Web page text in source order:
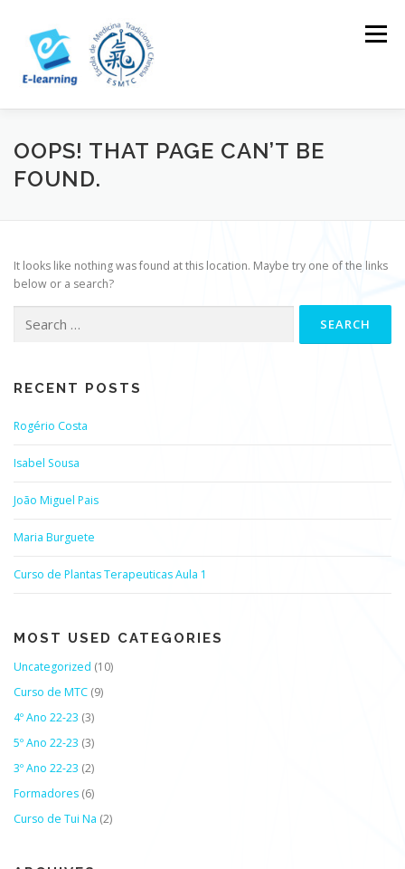
content
Menu
OOPS! THAT PAGE CAN’T BE
FOUND.
It looks like nothing was found at this location. Maybe try one of the links
below or a search?
for:
RECENT POSTS
Rogério Costa
Isabel Sousa
João Miguel Pais
Maria Burguete
Curso de Plantas Terapeuticas Aula 1
MOST USED CATEGORIES
Uncategorized (10)
Curso de MTC (9)
4º Ano 22-23 (3)
5º Ano 22-23 (3)
3º Ano 22-23 (2)
Formadores (6)
Curso de Tui Na (2)